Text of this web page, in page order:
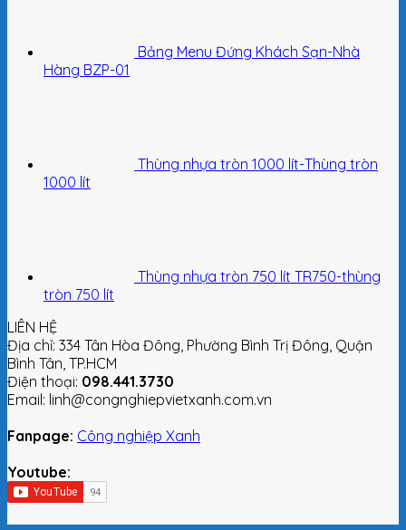
Bảng Menu Đứng Khách Sạn-Nhà
Hàng BZP-01
Thùng nhựa tròn 1000 lít-Thùng tròn
1000 lít
Thùng nhựa tròn 750 lít TR750-thùng
tròn 750 lít
LIÊN HỆ
Địa chỉ: 334 Tân Hòa Đông, Phường Bình Trị Đông, Quận
Bình Tân, TP.HCM
Điện thoại: 098.441.3730
Email: linh@congnghiepvietxanh.com.vn
Fanpage: Công nghiệp Xanh
Youtube: